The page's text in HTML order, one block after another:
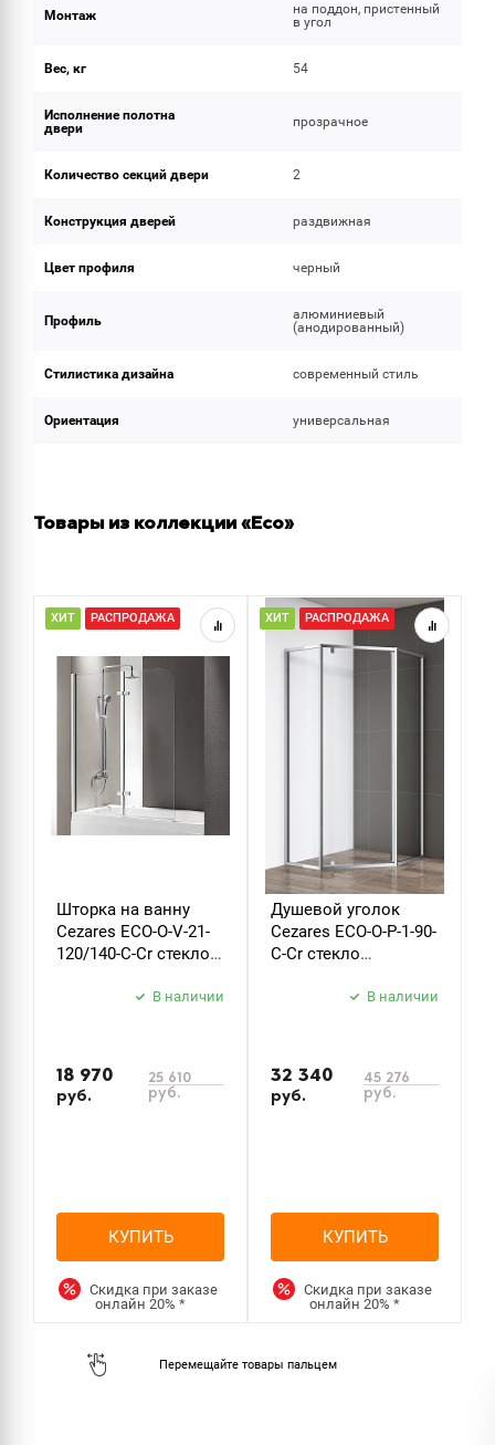
Монтаж
на поддон, пристенный
в угол
Вес, кг 54
Исполнение полотна
двери
прозрачное
Количество секций двери 2
Конструкция дверей раздвижная
Цвет профиля черный
Профиль
алюминиевый
(анодированный)
Стилистика дизайна современный стиль
Ориентация универсальная
Товары из коллекции «Eco»
ХИТ РАСПРОДАЖА
Шторка на ванну
Cezares ECO-O-V-21-
120/140-C-Cr стекло
В наличии
18 970
руб.
25 610
руб.
КУПИТЬ
Скидка при заказе
онлайн20%*
ХИТ РАСПРОДАЖА
Душевой уголок
Cezares ECO-O-P-1-90-
C-Cr стекло
В наличии
32 340
руб.
45 276
руб.
КУПИТЬ
Скидка при заказе
онлайн20%*